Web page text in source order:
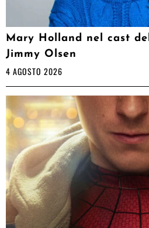
Mary Holland nel cast
Jimmy Olsen
4 AGOSTO 2026